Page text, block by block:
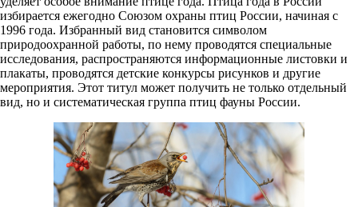
избирается ежегодно Союзом охраны птиц России, начиная с
1996 года. Избранный вид становится символом
природоохранной работы, по нему проводятся специальные
исследования, распространяются информационные листовки и
плакаты, проводятся детские конкурсы рисунков и другие
мероприятия. Этот титул может получить не только отдельный
вид, но и систематическая группа птиц фауны России.